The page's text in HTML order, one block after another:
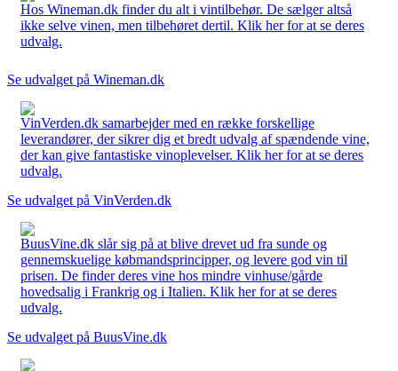
Hos Wineman.dk finder du alt i vintilbehør. De sælger altså
ikke selve vinen, men tilbehøret dertil. Klik her for at se deres
udvalg.
Se udvalget på Wineman.dk
VinVerden.dk samarbejder med en række forskellige
leverandører, der sikrer dig et bredt udvalg af spændende vine,
der kan give fantastiske vinoplevelser. Klik her for at se deres
udvalg.
Se udvalget på VinVerden.dk
BuusVine.dk slår sig på at blive drevet ud fra sunde og
gennemskuelige købmandsprincipper, og levere god vin til
prisen. De finder deres vine hos mindre vinhuse/gårde
hovedsalig i Frankrig og i Italien. Klik her for at se deres
udvalg.
Se udvalget på BuusVine.dk